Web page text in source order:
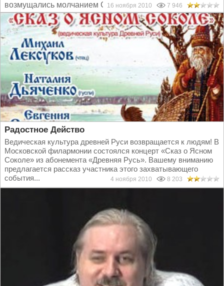
возмущались молчанием СМИ...16 ноября 2010 7 946
Радостное Действо
Ведическая культура древней Руси возвращается к людям! В
Московской филармонии состоялся концерт «Сказ о Ясном
Соколе» из абонемента «Древняя Русь». Вашему вниманию
предлагается рассказ участника этого захватывающего
события...
4 ноября 2010 8 203